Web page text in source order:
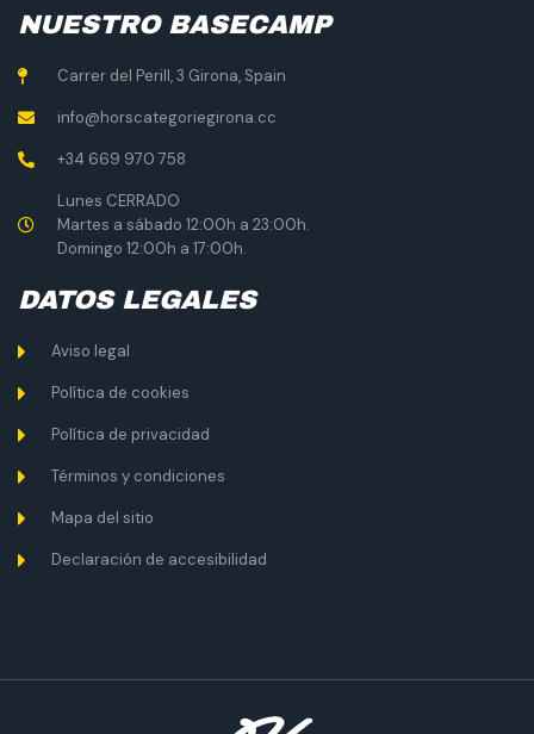
NUESTRO BASECAMP
Carrer del Perill, 3 Girona, Spain
info@horscategoriegirona.cc
+34 669 970 758
Lunes CERRADO
Martes a sábado 12:00h a 23:00h.
Domingo 12:00h a 17:00h.
DATOS LEGALES
Aviso legal
Política de cookies
Política de privacidad
Términos y condiciones
Mapa del sitio
Declaración de accesibilidad